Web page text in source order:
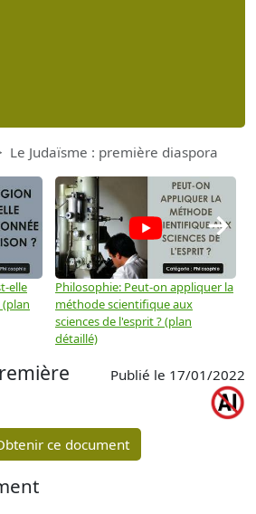
Le Judaïsme : première diaspora
elle
Philosophie: Peut-on appliquer la
méthode scientifique aux
sciences de l'esprit ? (plan
détaillé)
→
Publié le 17/01/2022
ce document